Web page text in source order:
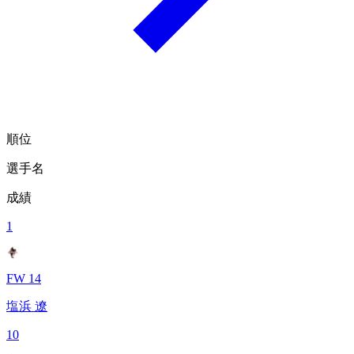
順位
選手名
成績
1
FW 14
塩浜 遼
10